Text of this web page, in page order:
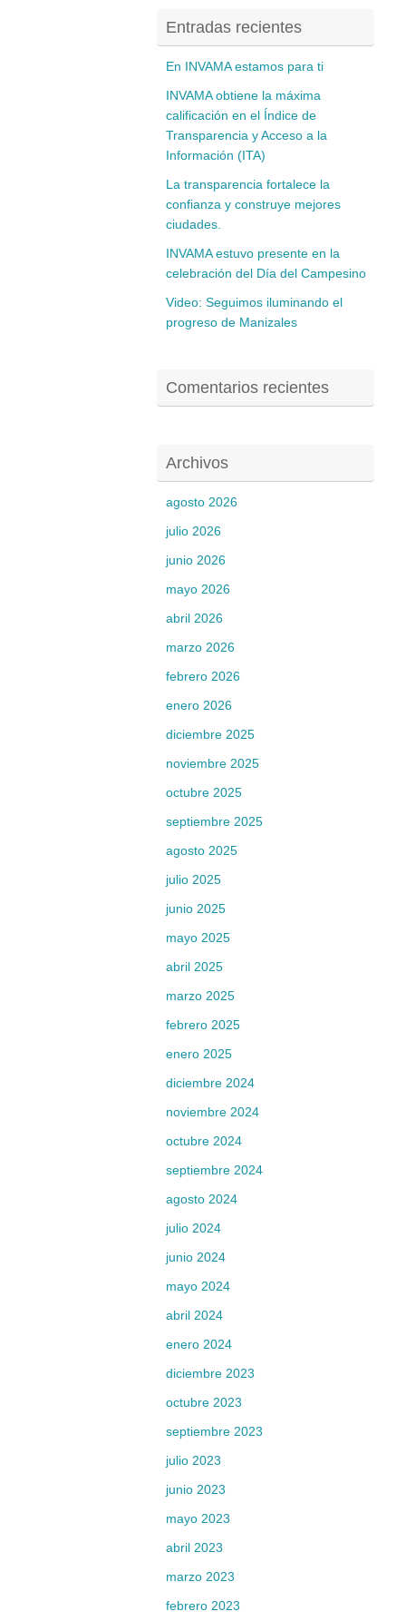
Entradas recientes
En INVAMA estamos para ti
INVAMA obtiene la máxima
calificación en el Índice de
Transparencia y Acceso a la
Información (ITA)
La transparencia fortalece la
confianza y construye mejores
ciudades.
INVAMA estuvo presente en la
celebración del Día del Campesino
Video: Seguimos iluminando el
progreso de Manizales
Comentarios recientes
Archivos
agosto 2026
julio 2026
junio 2026
mayo 2026
abril 2026
marzo 2026
febrero 2026
enero 2026
diciembre 2025
noviembre 2025
octubre 2025
septiembre 2025
agosto 2025
julio 2025
junio 2025
mayo 2025
abril 2025
marzo 2025
febrero 2025
enero 2025
diciembre 2024
noviembre 2024
octubre 2024
septiembre 2024
agosto 2024
julio 2024
junio 2024
mayo 2024
abril 2024
enero 2024
diciembre 2023
octubre 2023
septiembre 2023
julio 2023
junio 2023
mayo 2023
abril 2023
marzo 2023
febrero 2023